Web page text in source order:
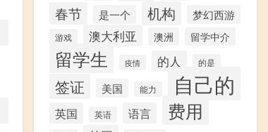
春节 是一个 机构 梦幻西游
游戏 澳大利亚 澳洲 留学中介
留学生 疫情 的人 的是
签证 美国 能力 自己的
英国 英语 语言 费用